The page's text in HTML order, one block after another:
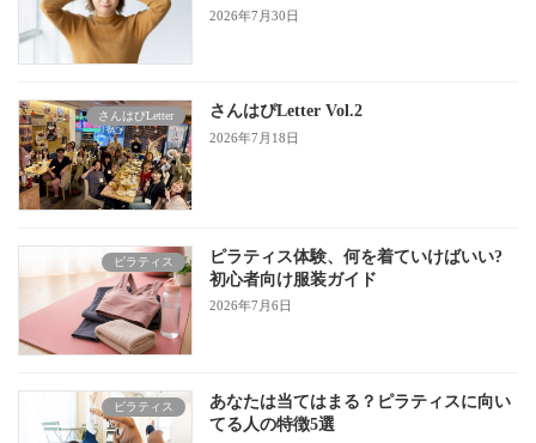
2026年7月30日
さんはぴLetter さんはぴLetter Vol.2
2026年7月18日
ピラティス
ピラティス体験、何を着ていけばいい?
初心者向け服装ガイド
2026年7月6日
ピラティス
あなたは当てはまる？ピラティスに向い
てる人の特徴5選